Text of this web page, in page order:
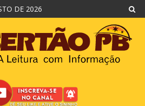
DE 2026